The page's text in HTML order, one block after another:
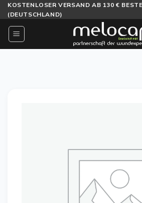
Zum
Inhalt
springen
KOSTENLOSER VERSAND AB 130 €
(DEUTSCHLAND)